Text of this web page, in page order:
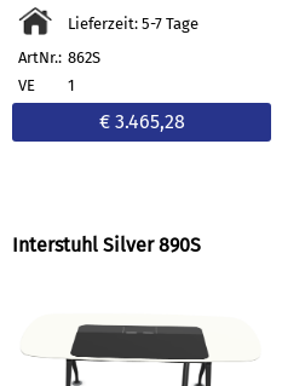
Lieferzeit: 5-7 Tage
ArtNr.: 862S
VE
1
€ 3.465,28
Interstuhl Silver 890S